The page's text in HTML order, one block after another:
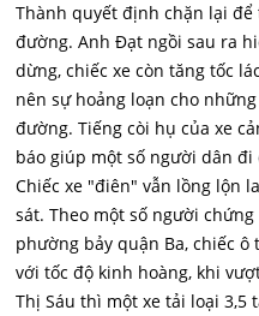
Thành quyết định chặn lại
đường. Anh Đạt ngồi sau ra
dừng, chiếc xe còn tăng tốc
nên sự hoảng loạn cho
đường. Tiếng còi hụ của xe
báo giúp một số người dân
Chiếc xe "điên" vẫn lồng lộn
sát. Theo một số người
phường bảy quận Ba, chiếc
với tốc độ kinh hoàng, khi
Thị Sáu thì một xe tải loại